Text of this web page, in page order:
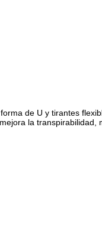
de U y tirantes
la transpirabilidad,